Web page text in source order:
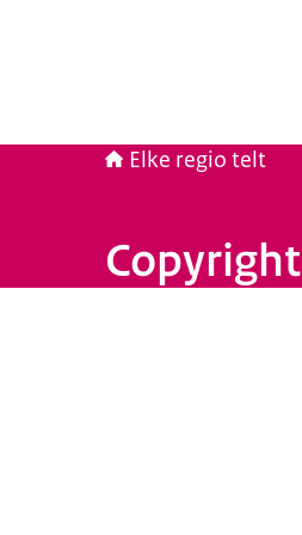
Elke regio telt
Copyright